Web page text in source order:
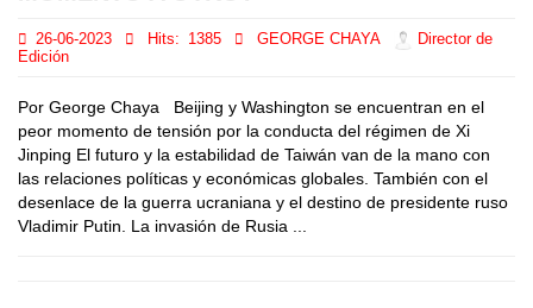
26-06-2023 Hits: 1385 GEORGE CHAYA
Director de
Edición
Por George Chaya Beijing y Washington se encuentran en el
peor momento de tensión por la conducta del régimen de Xi
Jinping El futuro y la estabilidad de Taiwán van de la mano con
las relaciones políticas y económicas globales. También con el
desenlace de la guerra ucraniana y el destino de presidente ruso
Vladimir Putin. La invasión de Rusia ...